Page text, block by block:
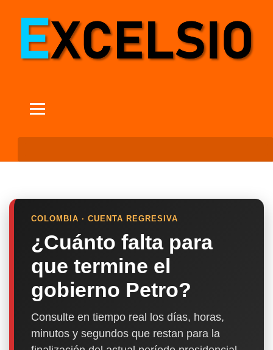
COLOMBIA · CUENTA REGRESIVA
¿Cuánto falta para
que termine el
gobierno Petro?
Consulte en tiempo real los días, horas,
minutos y segundos que restan para la